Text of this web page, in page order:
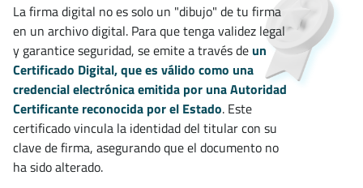
La firma digital no es solo un "dibujo" de tu firma
en un archivo digital. Para que tenga validez legal
y garantice seguridad, se emite a través de un
Certificado Digital, que es válido como una
credencial electrónica emitida por una Autoridad
Certificante reconocida por el Estado. Este
certificado vincula la identidad del titular con su
clave de firma, asegurando que el documento no
ha sido alterado.